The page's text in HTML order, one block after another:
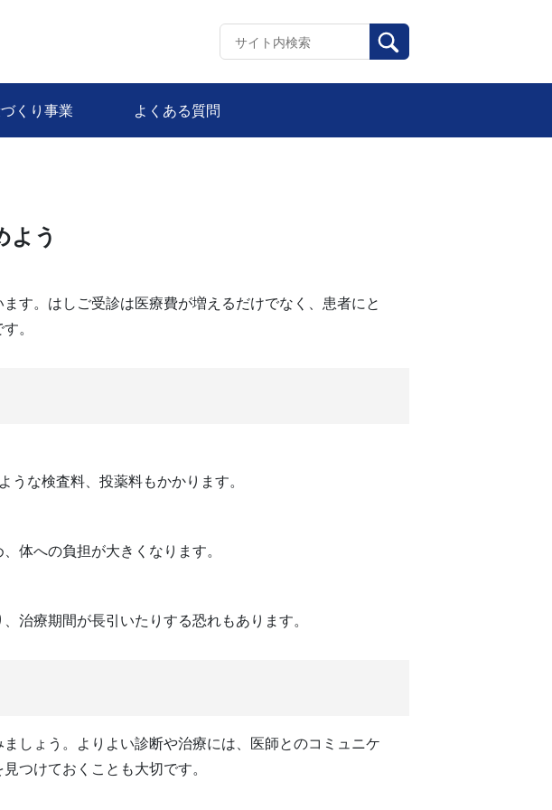
くり事業 よくある質問
よう
す。はしご受診は医療費が増えるだけでなく、患者にと
。
な検査料、投薬料もかかります。
体への負担が大きくなります。
治療期間が長引いたりする恐れもあります。
しょう。よりよい診断や治療には、医師とのコミュニケ
つけておくことも大切です。